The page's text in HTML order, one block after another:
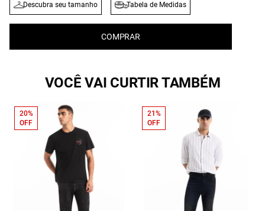
Descubra seu tamanho Tabela de Medidas
COMPRAR
VOCÊ VAI CURTIR TAMBÉM
20%
OFF
21%
OFF